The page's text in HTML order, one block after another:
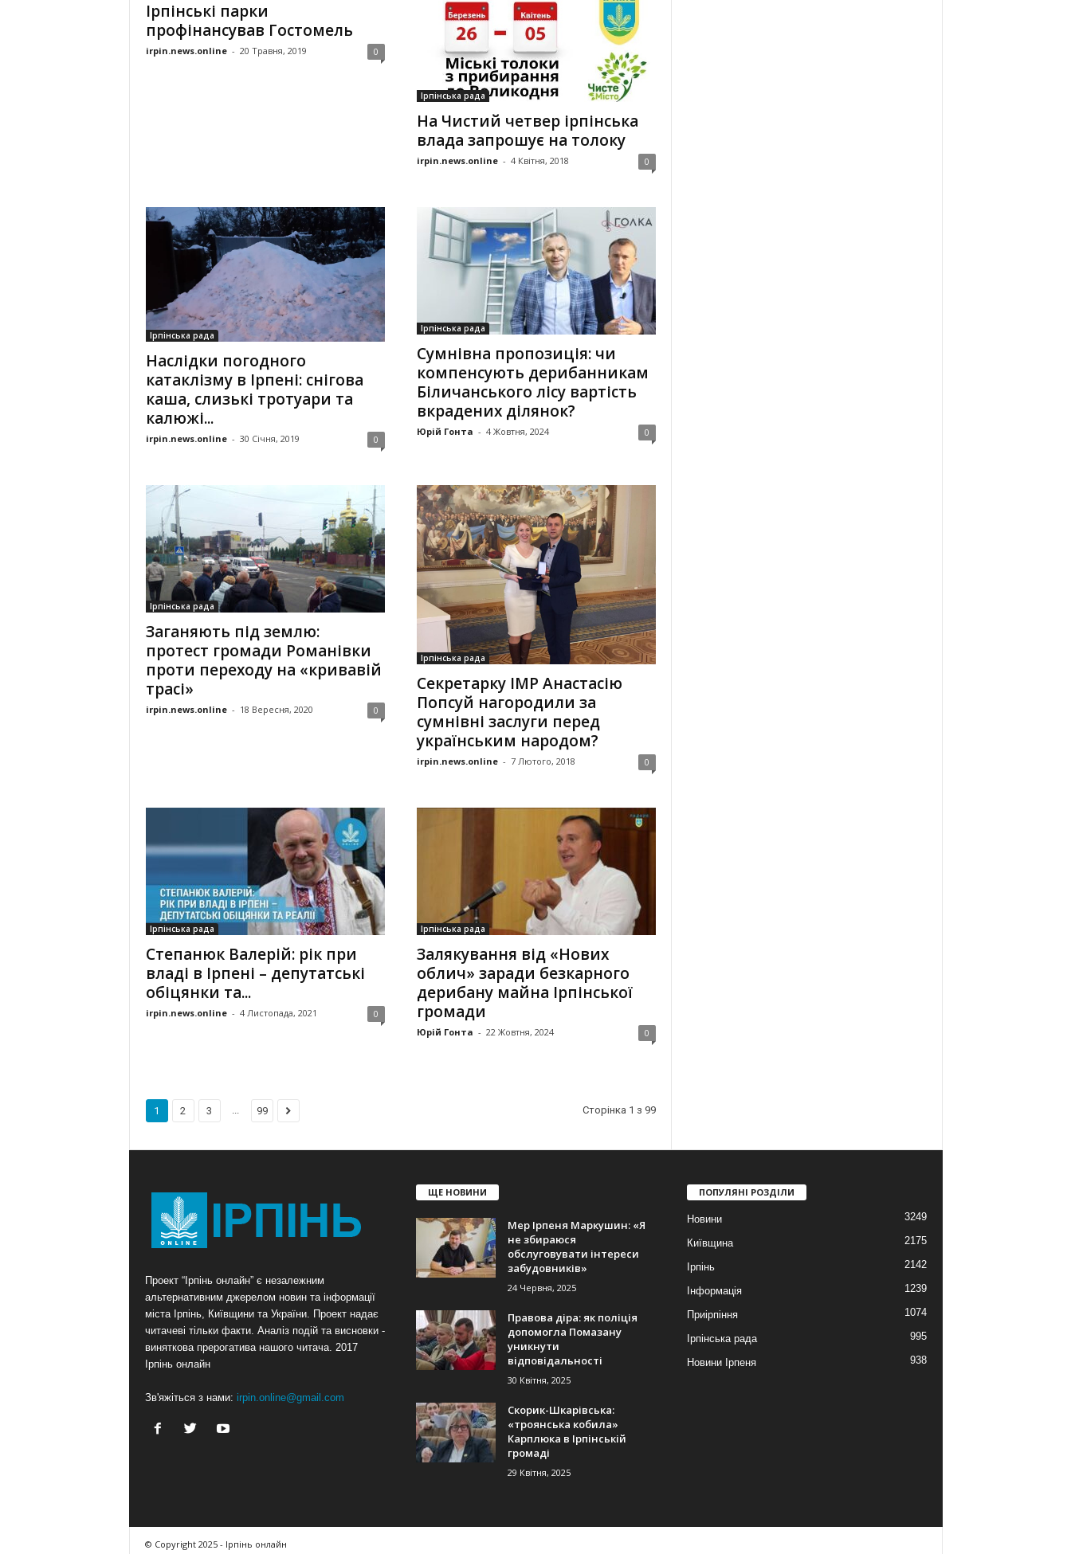
Ірпінські парки
профінансував Гостомель
irpin.news.online - 20 Травня, 2019 0
Ірпінська рада
На Чистий четвер ірпінська
влада запрошує на толоку
irpin.news.online - 4 Квітня, 2018 0
Ірпінська рада
Наслідки погодного
катаклізму в Ірпені: снігова
каша, слизькі тротуари та
калюжі...
irpin.news.online - 30 Січня, 2019 0
Ірпінська рада
Сумнівна пропозиція: чи
компенсують дерибанникам
Біличанського лісу вартість
вкрадених ділянок?
Юрій Гонта - 4 Жовтня, 2024 0
Ірпінська рада
Заганяють під землю:
протест громади Романівки
проти переходу на «кривавій
трасі»
irpin.news.online - 18 Вересня, 2020 0
Ірпінська рада
Секретарку ІМР Анастасію
Попсуй нагородили за
сумнівні заслуги перед
українським народом?
irpin.news.online - 7 Лютого, 2018 0
Ірпінська рада
Степанюк Валерій: рік при
владі в Ірпені – депутатські
обіцянки та...
irpin.news.online - 4 Листопада, 2021 0
Ірпінська рада
Залякування від «Нових
облич» заради безкарного
дерибану майна Ірпінської
громади
Юрій Гонта - 22 Жовтня, 2024 0
1 2 3 ... 99 Сторінка 1 з 99
Проект “Ірпінь онлайн” є незалежним
альтернативним джерелом новин та інформації
міста Ірпінь, Київщини та України. Проект надає
читачеві тільки факти. Аналіз подій та висновки -
виняткова прерогатива нашого читача. 2017
Ірпінь онлайн
Зв'яжіться з нами: irpin.online@gmail.com
ЩЕ НОВИНИ
Мер Ірпеня Маркушин: «Я
не збираюся
обслуговувати інтереси
забудовників»
24 Червня, 2025
Правова діра: як поліція
допомогла Помазану
уникнути
відповідальності
30 Квітня, 2025
Скорик-Шкарівська:
«троянська кобила»
Карплюка в Ірпінській
громаді
29 Квітня, 2025
ПОПУЛЯНІ РОЗДІЛИ
Новини 3249
Київщина 2175
Ірпінь 2142
Інформація 1239
Приірпіння 1074
Ірпінська рада 995
Новини Ірпеня 938
© Copyright 2025 - Ірпінь онлайн